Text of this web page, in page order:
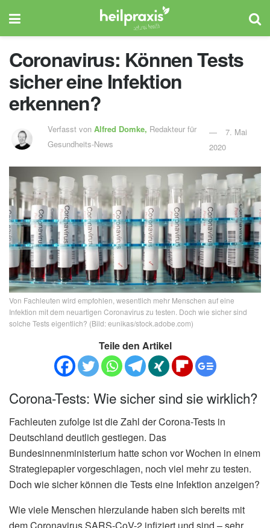
Coronavirus: Können Tests
sicher eine Infektion
erkennen?
Verfasst von Alfred Domke, Redakteur für
Gesundheits-News
7. Mai
2020
Von Fachleuten wird empfohlen, wesentlich mehr Menschen auf eine
Infektion mit dem neuartigen Coronavirus zu testen. Doch wie sicher sind
solche Tests eigentlich? (Bild: eunikas/stock.adobe.com)
Teile den Artikel
Corona-Tests: Wie sicher sind sie wirklich?
Fachleuten zufolge ist die Zahl der Corona-Tests in
Deutschland deutlich gestiegen. Das
Bundesinnenministerium hatte schon vor Wochen in einem
Strategiepapier vorgeschlagen, noch viel mehr zu testen.
Doch wie sicher können die Tests eine Infektion anzeigen?
Wie viele Menschen hierzulande haben sich bereits mit
dem Coronavirus SARS-CoV-2 infiziert und sind – sehr